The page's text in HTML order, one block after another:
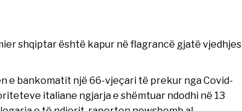
shqiptar është kapur në flagrancë gjatë vjedhjes
e bankomatit një 66-vjeçari të prekur nga Covid-
italiane ngjarja e shëmtuar ndodhi në 13